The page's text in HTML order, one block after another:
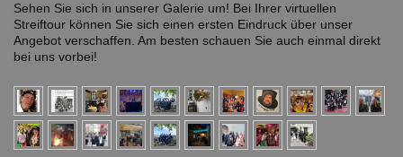
Sehen Sie sich in unserer Galerie um! Bei Ihrer virtuellen
Streiftour können Sie sich einen ersten Eindruck über unser
Angebot verschaffen. Am besten schauen Sie auch einmal direkt
bei uns vorbei!